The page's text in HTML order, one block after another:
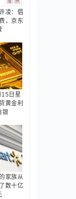
凌：倡
，京东
日星
黄金利
银
家族从
数十亿